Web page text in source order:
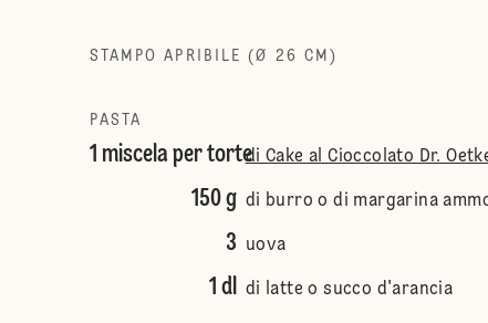
STAMPO APRIBILE (Ø 26 CM)
PASTA
1 miscela per tortedi Cake al Cioccolato Dr.
150 g di burro o di margarina
3 uova
1 dl di latte o succo d'arancia